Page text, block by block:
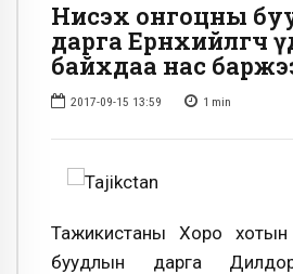
Нисэх онгоцны
дарга Ерөнхийлөгчөө
байхдаа нас
2017-09-15 13:59 1 min
Тажикистаны Хоро
буудлын дарга